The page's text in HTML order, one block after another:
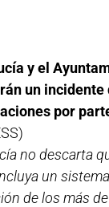
y el
un incidente
por
no descarta
un
de los más